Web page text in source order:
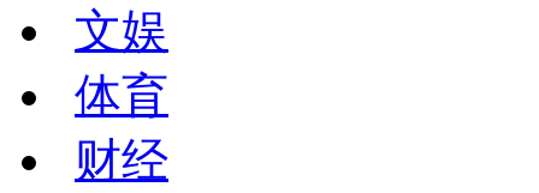
文娱
体育
财经